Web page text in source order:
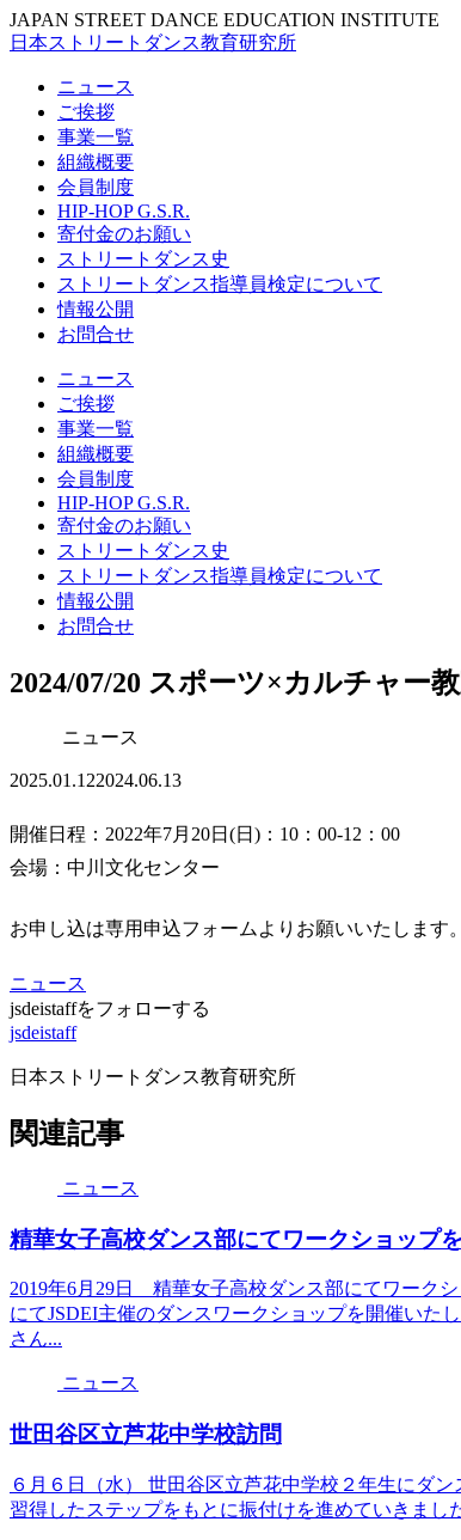
JAPAN STREET DANCE EDUCATION INSTITUTE
日本ストリートダンス教育研究所
ニュース
ご挨拶
事業一覧
組織概要
会員制度
HIP-HOP G.S.R.
寄付金のお願い
ストリートダンス史
ストリートダンス指導員検定について
情報公開
お問合せ
ニュース
ご挨拶
事業一覧
組織概要
会員制度
HIP-HOP G.S.R.
寄付金のお願い
ストリートダンス史
ストリートダンス指導員検定について
情報公開
お問合せ
2024/07/20 スポーツ×カルチャー
ニュース
2025.01.122024.06.13
開催日程：2022年7月20日(日)：10：00-12：00
会場：中川文化センター
お申し込は専用申込フォームよりお願いいたします。
ニュース
jsdeistaffをフォローする
jsdeistaff
日本ストリートダンス教育研究所
関連記事
ニュース
精華女子高校ダンス部にてワークショップ
2019年6月29日 精華女子高校ダンス部にてワーク
にてJSDEI主催のダンスワークショップを開催いた
さん...
ニュース
世田谷区立芦花中学校訪問
６月６日（水） 世田谷区立芦花中学校２年生にダ
習得したステップをもとに振付けを進めていきまし